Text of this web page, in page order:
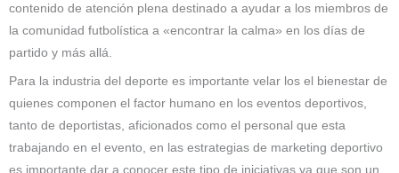
contenido de atención plena destinado a ayudar a los miembros de
la comunidad futbolística a «encontrar la calma» en los días de
partido y más allá.
Para la industria del deporte es importante velar los el bienestar de
quienes componen el factor humano en los eventos deportivos,
tanto de deportistas, aficionados como el personal que esta
trabajando en el evento, en las estrategias de marketing deportivo
es importante dar a conocer este tipo de iniciativas ya que son un